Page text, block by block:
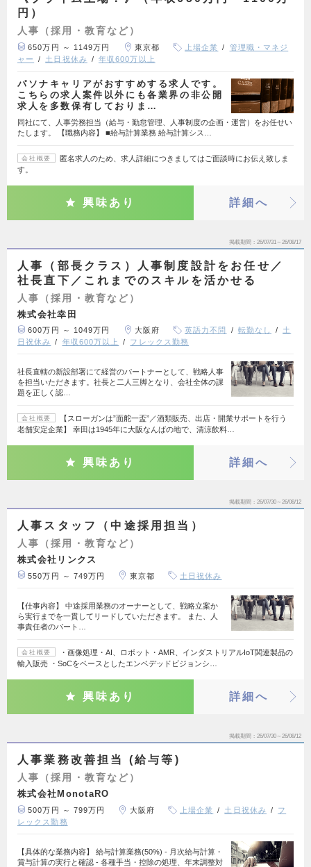
円）
人事（採用・教育など）
650万円 ～ 1149万円 東京都 上場企業
管理職・マネジ
ャー
土日祝休み 年収600万以上
パソナキャリアがおすすめする求人です。
こちらの求人案件以外にも各業界の非公開
求人を多数保有しておりま…
同社にて、人事労務担当（給与・勤怠管理、人事制度の企画・運営）をお任せい
たします。 【職務内容】 ■給与計算業務 給与計算シス…
会社概要
匿名求人のため、求人詳細につきましてはご面談時にお伝え致しま
す。
興味あり 詳細へ
掲載期間 26/07/31～26/08/17
人事（部長クラス）人事制度設計をお任せ／
社長直下／これまでのスキルを活かせる
人事（採用・教育など）
株式会社幸田
600万円 ～ 1049万円 大阪府 英語力不問 転勤なし
土
日祝休み
年収600万以上 フレックス勤務
社長直轄の新設部署にて経営のパートナーとして、戦略人事
を担当いただきます。社長と二人三脚となり、会社全体の課
題を正しく認…
会社概要
【スローガンは”面舵一盃”／酒類販売、出店・開業サポートを行う
老舗安定企業】 幸田は1945年に大阪なんばの地で、清涼飲料…
興味あり 詳細へ
掲載期間 26/07/30～26/08/12
人事スタッフ（中途採用担当）
人事（採用・教育など）
株式会社リンクス
550万円 ～ 749万円 東京都 土日祝休み
【仕事内容】 中途採用業務のオーナーとして、戦略立案か
ら実行までを一貫してリードしていただきます。 また、人
事責任者のパート…
会社概要
・画像処理・AI、ロボット・AMR、インダストリアルIoT関連製品の
輸入販売 ・SoCをベースとしたエンベデッドビジョンシ…
興味あり 詳細へ
掲載期間 26/07/30～26/08/12
人事業務改善担当 (給与等)
人事（採用・教育など）
株式会社MonotaRO
500万円 ～ 799万円 大阪府 上場企業 土日祝休み
フ
レックス勤務
【具体的な業務内容】 給与計算業務(50%) - 月次給与計算・
賞与計算の実行と確認 - 各種手当・控除の処理、年末調整対